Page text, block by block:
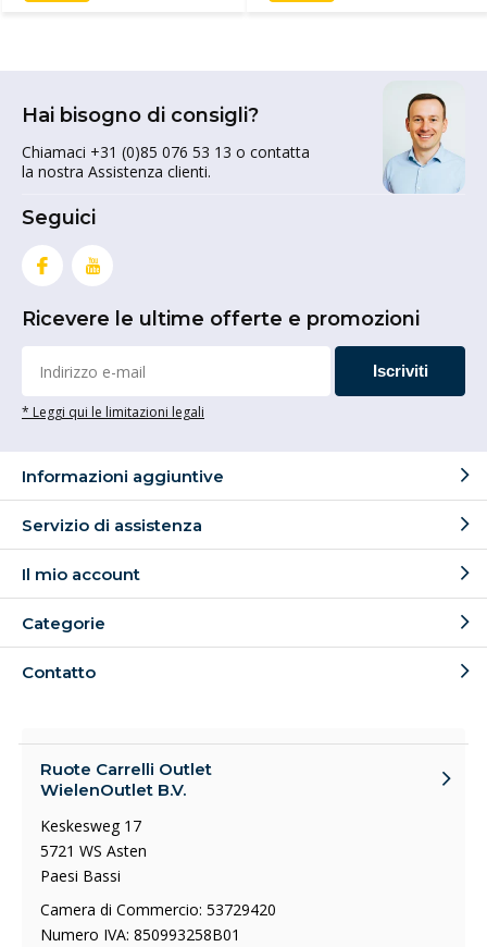
Hai bisogno di consigli?
Chiamaci +31 (0)85 076 53 13 o contatta
la nostra Assistenza clienti.
Seguici
Ricevere le ultime offerte e promozioni
Iscriviti
* Leggi qui le limitazioni legali
Informazioni aggiuntive
Servizio di assistenza
Il mio account
Categorie
Contatto
Ruote Carrelli Outlet
WielenOutlet B.V.
Keskesweg 17
5721 WS Asten
Paesi Bassi
Camera di Commercio: 53729420
Numero IVA: 850993258B01